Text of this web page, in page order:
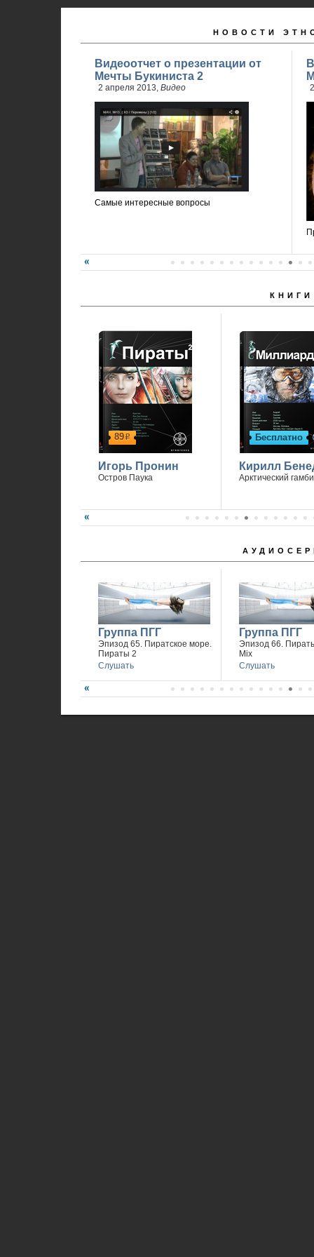
НОВОСТИ
Видеоотчет о презентации от
Мечты Букиниста 2
2 апреля 2013, Видео
Самые интересные вопросы
КНИГИ
89р
Игорь Пронин
Остров Паука
Бесплатно
Кирилл
Арктический
Группа ПГГ
Эпизод 65. Пиратское море.
Пираты 2
Слушать
Группа ПГГ
Эпизод 66.
Mix
Слушать